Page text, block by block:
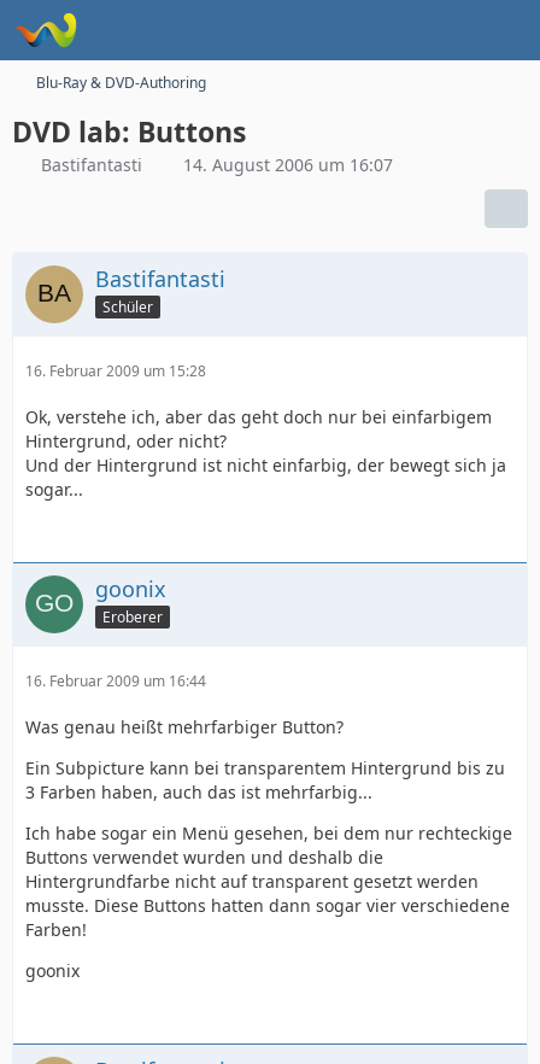
Blu-Ray & DVD-Authoring
DVD lab: Buttons
Bastifantasti 14. August 2006 um 16:07
Bastifantasti
Schüler
16. Februar 2009 um 15:28
Ok, verstehe ich, aber das geht doch nur bei einfarbigem
Hintergrund, oder nicht?
Und der Hintergrund ist nicht einfarbig, der bewegt sich ja
sogar...
goonix
Eroberer
16. Februar 2009 um 16:44
Was genau heißt mehrfarbiger Button?
Ein Subpicture kann bei transparentem Hintergrund bis zu
3 Farben haben, auch das ist mehrfarbig...
Ich habe sogar ein Menü gesehen, bei dem nur rechteckige
Buttons verwendet wurden und deshalb die
Hintergrundfarbe nicht auf transparent gesetzt werden
musste. Diese Buttons hatten dann sogar vier verschiedene
Farben!
goonix